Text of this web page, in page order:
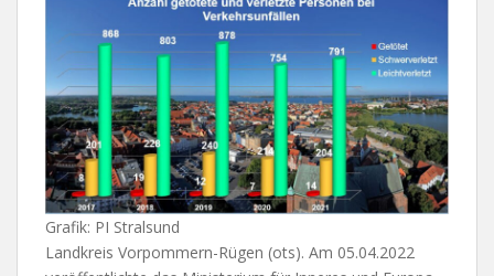
Grafik: PI Stralsund
Landkreis Vorpommern-Rügen (ots). Am 05.04.2022